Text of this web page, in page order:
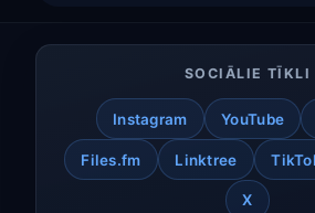
SOCIĀLIE TĪKLI
Instagram YouTube
Files.fm Linktree
X